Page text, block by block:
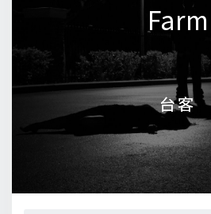
Farm
台客
Farm
台客